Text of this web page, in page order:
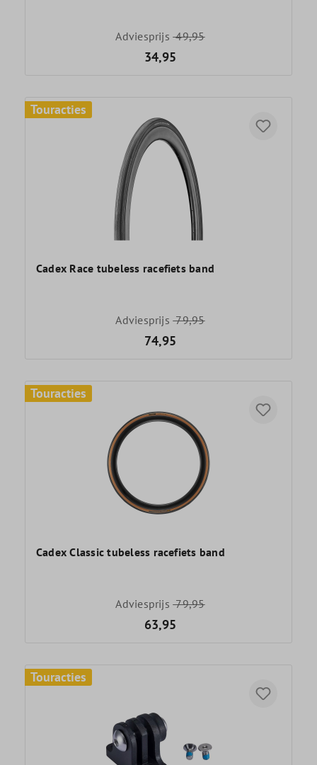
Adviesprijs49,95
34,95
Touracties
Cadex Race tubeless racefiets band
Adviesprijs79,95
74,95
Touracties
Cadex Classic tubeless racefiets band
Adviesprijs79,95
63,95
Touracties